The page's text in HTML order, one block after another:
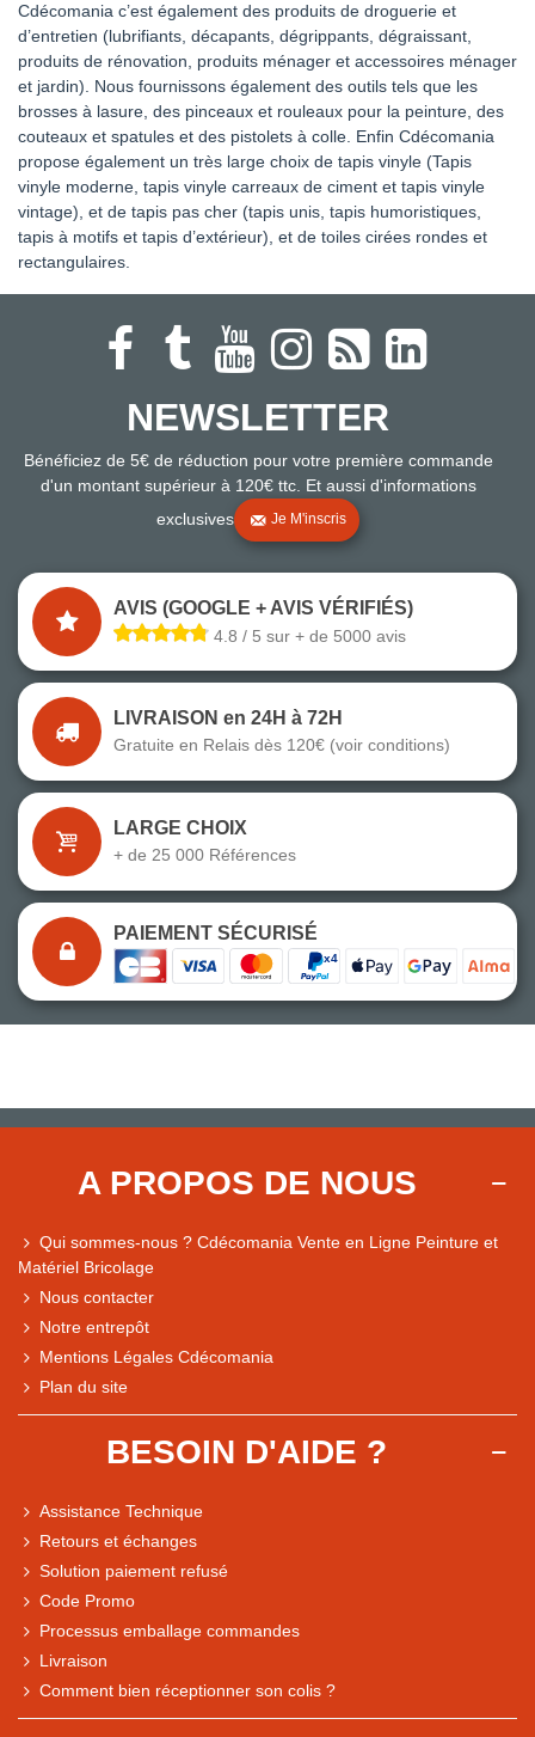
Comparaison des performances du magasin
Cdécomania c’est également des produits de droguerie et
d’entretien (lubrifiants, décapants, dégrippants, dégraissant,
produits de rénovation, produits ménager et accessoires ménager
et jardin). Nous fournissons également des outils tels que les
brosses à lasure, des pinceaux et rouleaux pour la peinture, des
couteaux et spatules et des pistolets à colle. Enfin Cdécomania
propose également un très large choix de tapis vinyle (Tapis
vinyle moderne, tapis vinyle carreaux de ciment et tapis vinyle
vintage), et de tapis pas cher (tapis unis, tapis humoristiques,
tapis à motifs et tapis d’extérieur), et de toiles cirées rondes et
rectangulaires.
NEWSLETTER
Bénéficiez de 5€ de réduction pour votre première commande
d'un montant supérieur à 120€ ttc. Et aussi d'informations
exclusives
Je M'inscris
AVIS (GOOGLE + AVIS VÉRIFIÉS)
4.8 / 5 sur + de 5000 avis
LIVRAISON en 24H à 72H
Gratuite en Relais dès 120€ (voir conditions)
LARGE CHOIX
+ de 25 000 Références
PAIEMENT SÉCURISÉ
A PROPOS DE NOUS
Qui sommes-nous ? Cdécomania Vente en Ligne Peinture et
Matériel Bricolage
Nous contacter
Notre entrepôt
Mentions Légales Cdécomania
Plan du site
BESOIN D'AIDE ?
Assistance Technique
Retours et échanges
Solution paiement refusé
Code Promo
Processus emballage commandes
Livraison
Comment bien réceptionner son colis ?